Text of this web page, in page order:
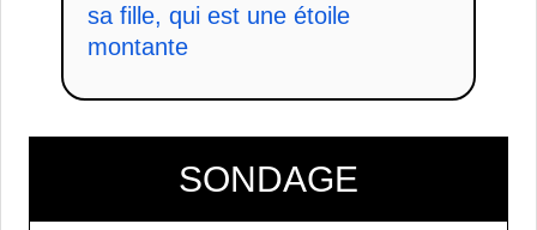
sa fille, qui est une étoile
montante
SONDAGE